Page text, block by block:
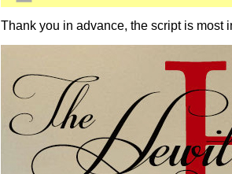
Thank you in advance, the script is most